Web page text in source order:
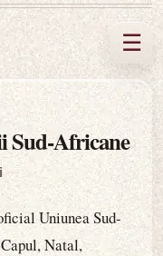
☰
Sud-Africane
Uniunea Sud-
Natal,